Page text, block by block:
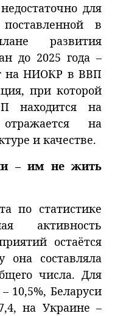
для
в
развития
до 2025 года –
на НИОКР в ВВП
при которой
находится на
на
и качестве.
– им не жить
по статистике
активность
остаётся
она составляла
числа. Для
10,5%, Беларуси
на Украине –